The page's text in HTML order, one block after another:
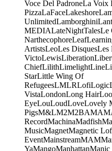
Voce Del PadroneLa Voix
PizzaLaFaceLakeshore
UnlimitedLamborghini
MEDIALateNightTalesLe
NarthecophoreLeaf
ArtistsLeoLes DisquesLes
VictoLewisLiberation
ChiefLilithLimelightLine
StarLittle Wing Of
RefugeesLMLRLofiLogic
VistaLondonLong Hair
EyeLouLoudLoveLovely
PigsM&LM2M2BAMA
RecordMachinaMadfish
MusicMagnetMagnetic
EventMainstreamMAM
YaMangoManhattanManic